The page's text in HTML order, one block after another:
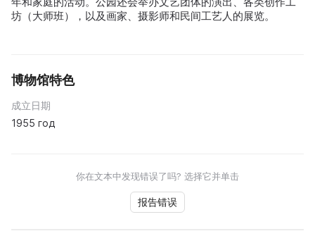
坊（大师班），以及画家、摄影师和民间工艺人的展览。
博物馆特色
成立日期
1955 год
你在文本中发现错误了吗? 选择它并单击
报告错误